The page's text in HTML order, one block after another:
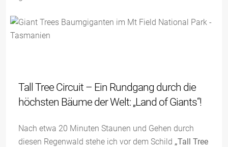
Tall Tree Circuit – Ein Rundgang durch die
höchsten Bäume der Welt: „Land of Giants“!
Nach etwa 20 Minuten Staunen und Gehen durch
diesen Regenwald stehe ich vor dem Schild „Tall Tree